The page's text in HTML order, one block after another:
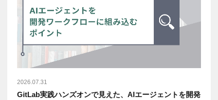
2026.07.31
GitLab実践ハンズオンで見えた、AIエージェントを開発